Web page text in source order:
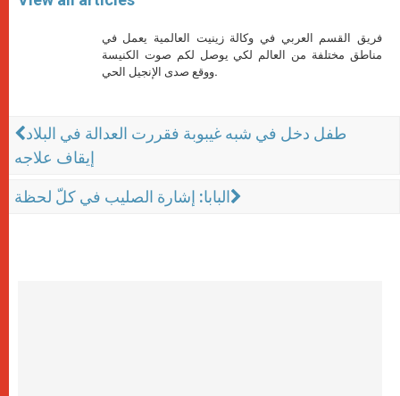
فريق القسم العربي في وكالة زينيت العالمية يعمل في
مناطق مختلفة من العالم لكي يوصل لكم صوت الكنيسة
ووقع صدى الإنجيل الحي.
طفل دخل في شبه غيبوبة فقررت العدالة في البلاد
إيقاف علاجه
البابا: إشارة الصليب في كلّ لحظة